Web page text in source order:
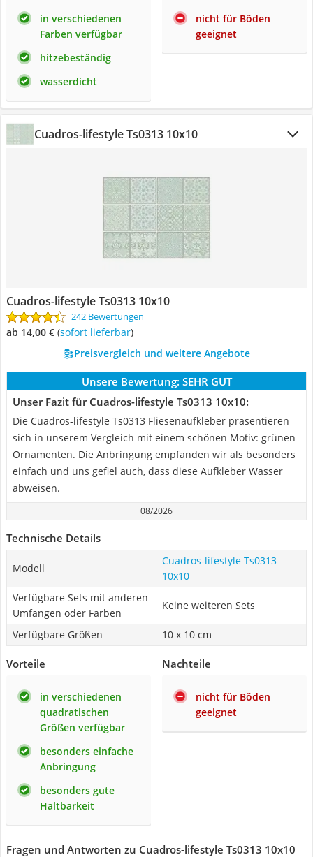
in verschiedenen
Farben verfügbar
hitzebeständig
wasserdicht
nicht für Böden
geeignet
Cuadros-lifestyle Ts0313 10x10
Cuadros-lifestyle Ts0313 10x10
242 Bewertungen
ab 14,00 € ( Sofort lieferbar)
Preisvergleich und weitere Angebote
Unsere Bewertung: SEHR GUT
Unser Fazit für Cuadros-lifestyle Ts0313 10x10:
Die Cuadros-lifestyle Ts0313 Fliesenaufkleber präsentieren
sich in unserem Vergleich mit einem schönen Motiv: grünen
Ornamenten. Die Anbringung empfanden wir als besonders
einfach und uns gefiel auch, dass diese Aufkleber Wasser
abweisen.
08/2026
Technische Details
Modell
Cuadros-lifestyle Ts0313
10x10
Verfügbare Sets mit anderen
Umfängen oder Farben
Keine weiteren Sets
Verfügbare Größen 10 x 10 cm
Vorteile
in verschiedenen
quadratischen
Größen verfügbar
besonders einfache
Anbringung
besonders gute
Haltbarkeit
Nachteile
nicht für Böden
geeignet
Fragen und Antworten zu Cuadros-lifestyle Ts0313 10x10